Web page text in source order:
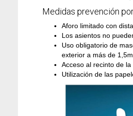
Medidas prevención
Aforo limitado con
Los asientos no
Uso obligatorio de
exterior a más de 1,5m.
Acceso al recinto de
Utilización de las